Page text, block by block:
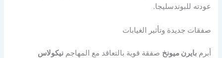
عودته للبوندسليجا.
صفقات جديدة وتأثير الغيابات
أبرمبايرن ميونخ صفقة قوية بالتعاقد مع المهاجمنيكولاس